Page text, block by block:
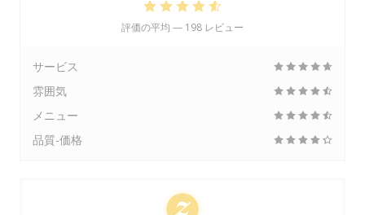
評価の平均 — 198 レビュー
サービス
雰囲気
メニュー
品質-価格